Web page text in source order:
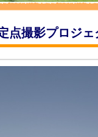
点撮影プロジ